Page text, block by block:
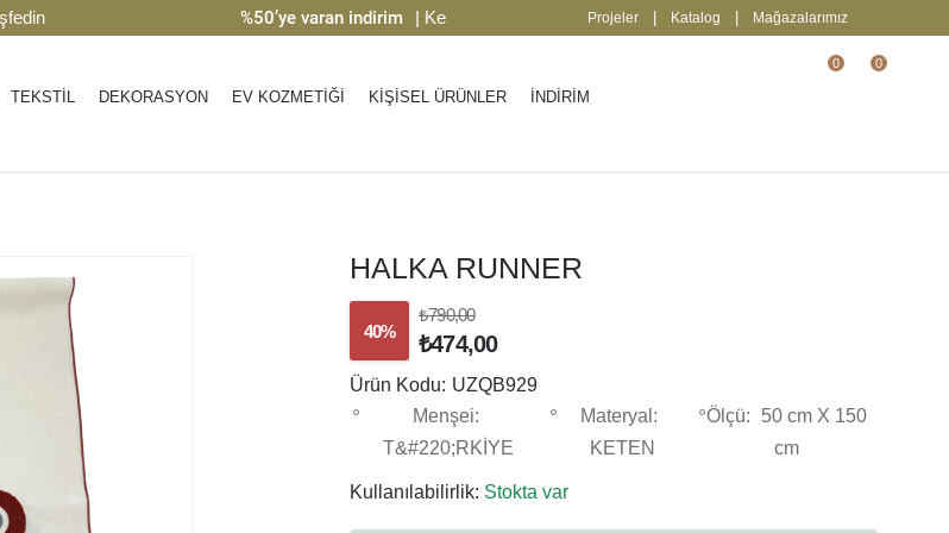
%50’ye varan indirim | Keşfedin 2000 TL üzeri ücretsiz kargo.
Projeler Katalog Mağazalarımız
TEKSTİL DEKORASYON EV KOZMETİĞİ KİŞİSEL ÜRÜNLER İNDİRİM
0 0
HALKA RUNNER
40%
₺790,00
₺474,00
Ürün Kodu: UZQB929
Menşei:
T&#220;RKİYE
Materyal:
KETEN
Ölçü:
50 cm X 150
cm
Kullanılabilirlik: Stokta var